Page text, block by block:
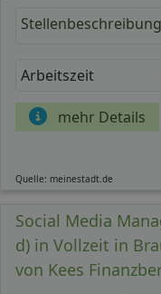
Arbeitszeit
mehr Details
Quelle: meinestadt.de
Social Media
d) in Vollzeit in
von Kees